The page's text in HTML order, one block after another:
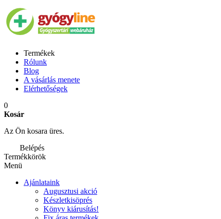
Termékek
Rólunk
Blog
A vásárlás menete
Elérhetőségek
0
Kosár
Az Ön kosara üres.
Belépés
Termékkörök
Menü
Ajánlataink
Augusztusi akció
Készletkisöprés
Könyv kiárusítás!